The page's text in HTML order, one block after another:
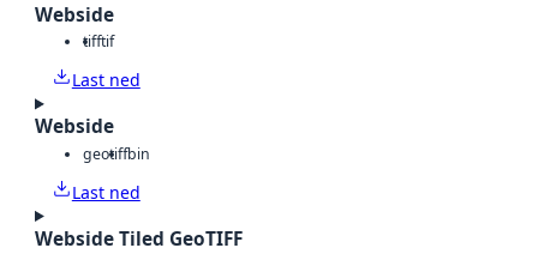
Webside
tifftif
Last ned
Webside
geotiffbin
Last ned
Webside Tiled GeoTIFF